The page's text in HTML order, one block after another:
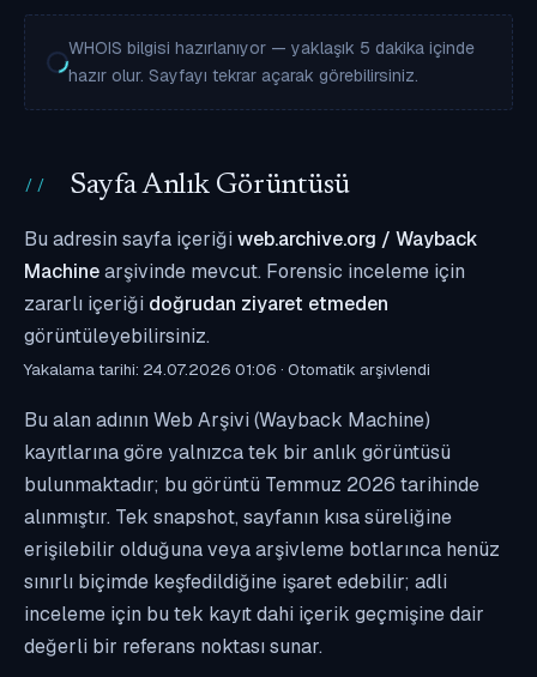
WHOIS bilgisi hazırlanıyor — yaklaşık 5 dakika içinde
hazır olur. Sayfayı tekrar açarak görebilirsiniz.
Sayfa Anlık Görüntüsü
Bu adresin sayfa içeriği web.archive.org / Wayback
Machinearşivinde mevcut. Forensic inceleme için
zararlı içeriği doğrudan ziyaret etmeden
görüntüleyebilirsiniz.
Yakalama tarihi: 24.07.2026 01:06 · Otomatik arşivlendi
Bu alan adının Web Arşivi (Wayback Machine)
kayıtlarına göre yalnızca tek bir anlık görüntüsü
bulunmaktadır; bu görüntü Temmuz 2026 tarihinde
alınmıştır. Tek snapshot, sayfanın kısa süreliğine
erişilebilir olduğuna veya arşivleme botlarınca henüz
sınırlı biçimde keşfedildiğine işaret edebilir; adli
inceleme için bu tek kayıt dahi içerik geçmişine dair
değerli bir referans noktası sunar.